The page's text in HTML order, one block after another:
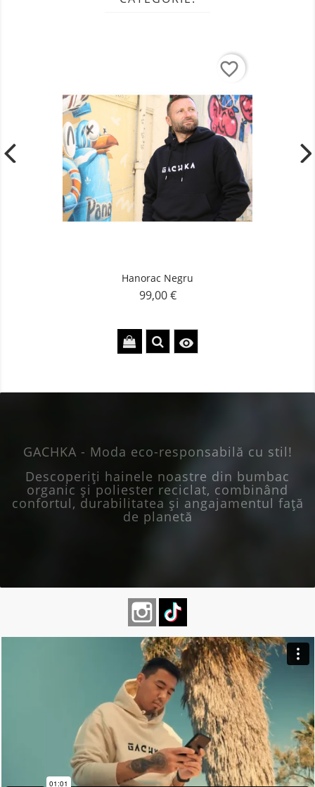
Hanorac Negru
Pret
99,00 €

favorite_border
GACHKA - Moda eco-responsabilă cu stil!
Descoperiți hainele noastre din bumbac
organic și poliester reciclat, combinând
confortul, durabilitatea și angajamentul față
de planetă
Instagram